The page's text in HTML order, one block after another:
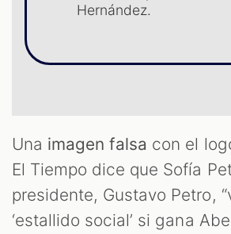
Hernández.
Una imagen falsa con el
El Tiempo dice que Sofía
presidente, Gustavo Petro,
‘estallido social’ si gana